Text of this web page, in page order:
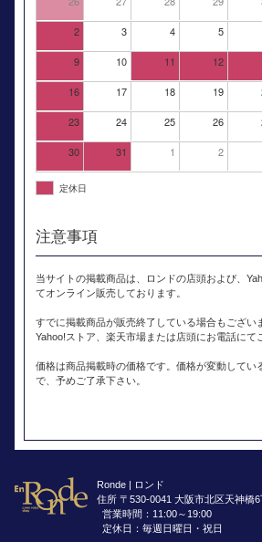
2 3 4 5
9 10 11 12
16 17 18 19
23 24 25 26
30 31 1 2
定休日
注意事項
当サイトの掲載商品は、ロンドの店頭および、
てオンライン販売しております。
すでに掲載商品が販売終了している場合もござい
Yahoo!ストア、楽天市場または店頭にお電話にて
価格は商品掲載時の価格です。価格が変動してい
で、予めご了承下さい。
Ronde | ロンド
住所 〒530-0041 大阪市北区天神橋
営業時間：11:00～19:00
定休日：毎週日曜日・祝日